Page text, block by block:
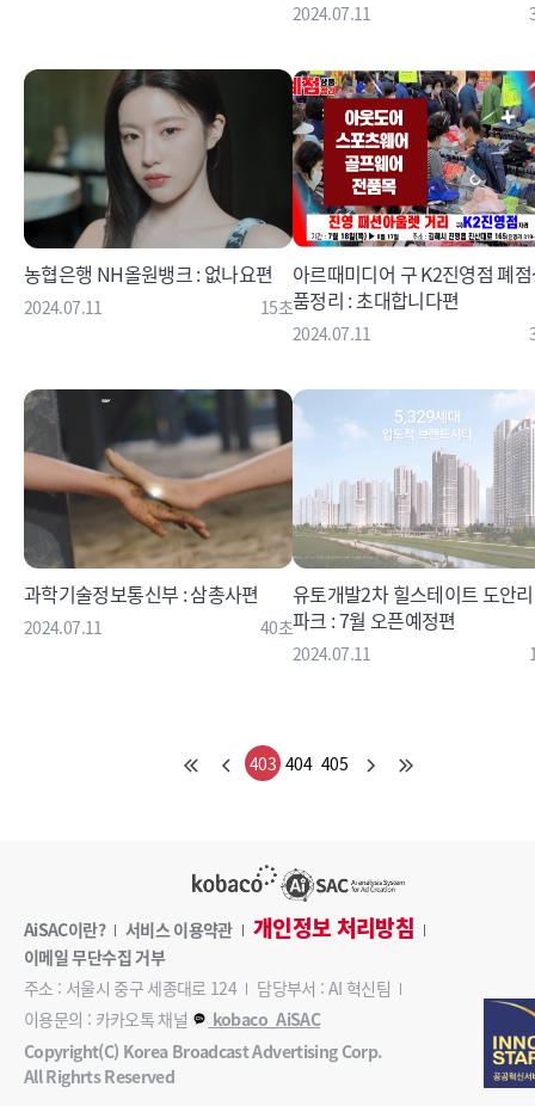
2024.07.11
농협은행 NH올원뱅크 : 없나요편
2024.07.11 15초
아르때미디어 구 K2진영점 폐
품정리 : 초대합니다편
2024.07.11
과학기술정보통신부 : 삼총사편
2024.07.11 40초
유토개발2차 힐스테이트 도안
파크 : 7월 오픈예정편
2024.07.11
403 404 405
AiSAC이란? 서비스 이용약관 개인정보 처리방침
이메일 무단수집 거부
주소 : 서울시 중구 세종대로 124
담당부서 : AI 혁신팀
이용문의 : 카카오톡 채널
kobaco_AiSAC
Copyright(C) Korea Broadcast Advertising Corp.
All Righrts Reserved